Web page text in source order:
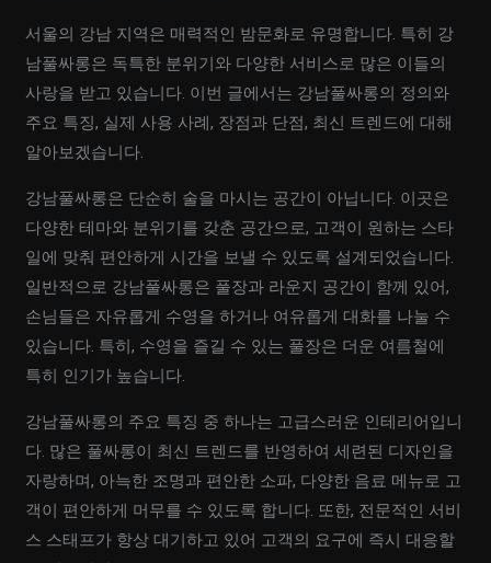
서울의 강남 지역은 매력적인 밤문화로 유명합니다. 특히 강
남풀싸롱은 독특한 분위기와 다양한 서비스로 많은 이들의
사랑을 받고 있습니다. 이번 글에서는 강남풀싸롱의 정의와
주요 특징, 실제 사용 사례, 장점과 단점, 최신 트렌드에 대해
알아보겠습니다.
강남풀싸롱은 단순히 술을 마시는 공간이 아닙니다. 이곳은
다양한 테마와 분위기를 갖춘 공간으로, 고객이 원하는 스타
일에 맞춰 편안하게 시간을 보낼 수 있도록 설계되었습니다.
일반적으로 강남풀싸롱은 풀장과 라운지 공간이 함께 있어,
손님들은 자유롭게 수영을 하거나 여유롭게 대화를 나눌 수
있습니다. 특히, 수영을 즐길 수 있는 풀장은 더운 여름철에
특히 인기가 높습니다.
강남풀싸롱의 주요 특징 중 하나는 고급스러운 인테리어입니
다. 많은 풀싸롱이 최신 트렌드를 반영하여 세련된 디자인을
자랑하며, 아늑한 조명과 편안한 소파, 다양한 음료 메뉴로 고
객이 편안하게 머무를 수 있도록 합니다. 또한, 전문적인 서비
스 스태프가 항상 대기하고 있어 고객의 요구에 즉시 대응할